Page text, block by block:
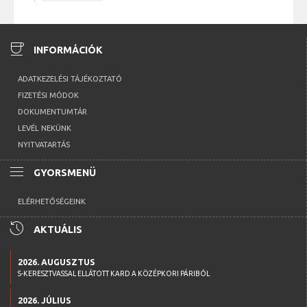
coffee INFORMÁCIÓK
ADATKEZELÉSI TÁJÉKOZTATÓ
FIZETÉSI MÓDOK
DOKUMENTUMTÁR
LEVÉL NEKÜNK
NYITVATARTÁS
menu GYORSMENÜ
ELÉRHETŐSÉGEINK
history AKTUÁLIS
2026. AUGUSZTUS
S-KERESZTVASSAL ELLÁTOTT KARD A KÖZÉPKORI PÁRIBÓL
2026. JÚLIUS